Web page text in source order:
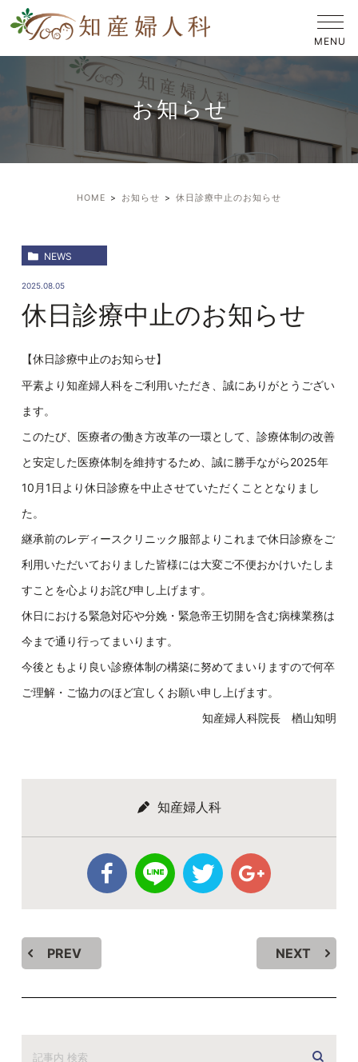
お知らせ
HOME お知らせ 休日診療中止のお知らせ
NEWS
2025.08.05
休日診療中止のお知らせ
【休日診療中止のお知らせ】
平素より知産婦人科をご利用いただき、誠にありがとうござい
ます。
このたび、医療者の働き方改革の一環として、診療体制の改善
と安定した医療体制を維持するため、誠に勝手ながら2025年
10月1日より休日診療を中止させていただくこととなりまし
た。
継承前のレディースクリニック服部よりこれまで休日診療をご
利用いただいておりました皆様には大変ご不便おかけいたしま
すことを心よりお詫び申し上げます。
休日における緊急対応や分娩・緊急帝王切開を含む病棟業務は
今まで通り行ってまいります。
今後ともより良い診療体制の構築に努めてまいりますので何卒
ご理解・ご協力のほど宜しくお願い申し上げます。
知産婦人科院長 楢山知明
知産婦人科
PREV NEXT